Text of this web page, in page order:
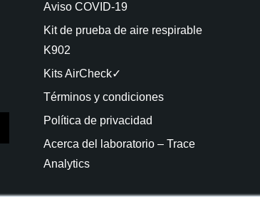
Aviso COVID-19
Kit de prueba de aire respirable
K902
Kits AirCheck✓
Términos y condiciones
Política de privacidad
Acerca del laboratorio – Trace
Analytics